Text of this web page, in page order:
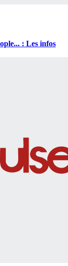
: Les infos